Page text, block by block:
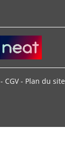
- CGV- Plan du site